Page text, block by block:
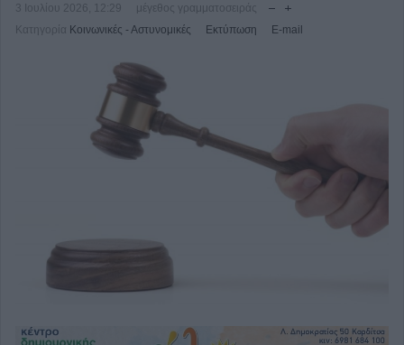
3 Ιουλίου 2026, 12:29
μέγεθος γραμματοσειράς
Κατηγορία Κοινωνικές - Αστυνομικές Εκτύπωση E-mail